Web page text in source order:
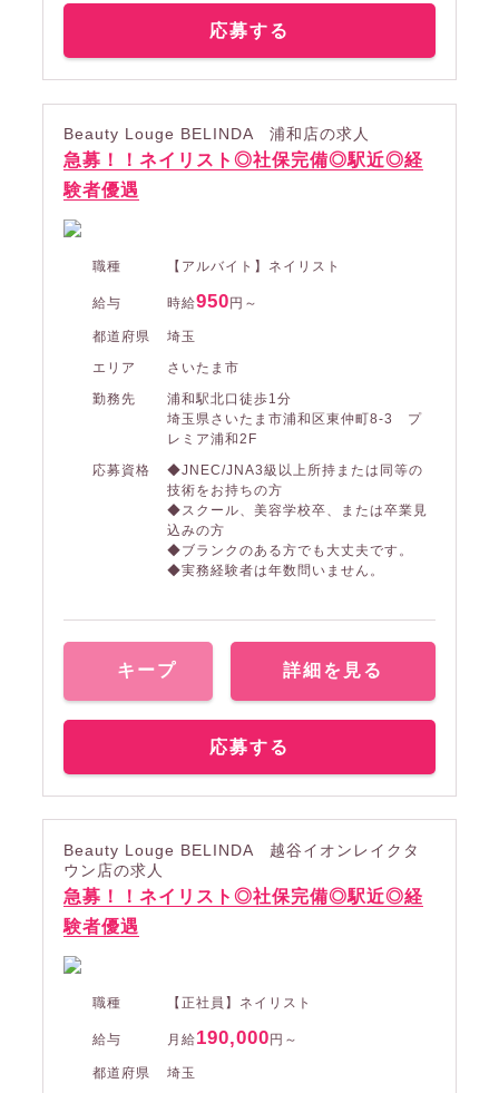
応募する
Beauty Louge BELINDA 浦和店の求人
急募！！ネイリスト◎社保完備◎駅近◎経
験者優遇
職種 【アルバイト】ネイリスト
給与 時給950 円～
都道府県
埼玉
エリア
さいたま市
勤務先
浦和駅北口徒歩1分
埼玉県さいたま市浦和区東仲町8-3 プ
レミア浦和2F
応募資格
◆JNEC/JNA3級以上所持または同等の
技術をお持ちの方
◆スクール、美容学校卒、または卒業見
込みの方
◆ブランクのある方でも大丈夫です。
◆実務経験者は年数問いません。
キープ 詳細を見る
応募する
Beauty Louge BELINDA 越谷イオンレイクタ
ウン店の求人
急募！！ネイリスト◎社保完備◎駅近◎経
験者優遇
職種 【正社員】ネイリスト
給与 月給190,000円～
都道府県
埼玉